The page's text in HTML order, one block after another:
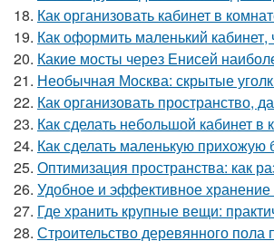
18. Как организовать кабинет в
19. Как оформить маленький
20. Какие мосты через Енисей
21. Необычная Москва: скрытые
22. Как организовать пространство,
23. Как сделать небольшой кабинет
24. Как сделать маленькую
25. Оптимизация пространства: как
26. Удобное и эффективное
27. Где хранить крупные вещи:
28. Строительство деревянного